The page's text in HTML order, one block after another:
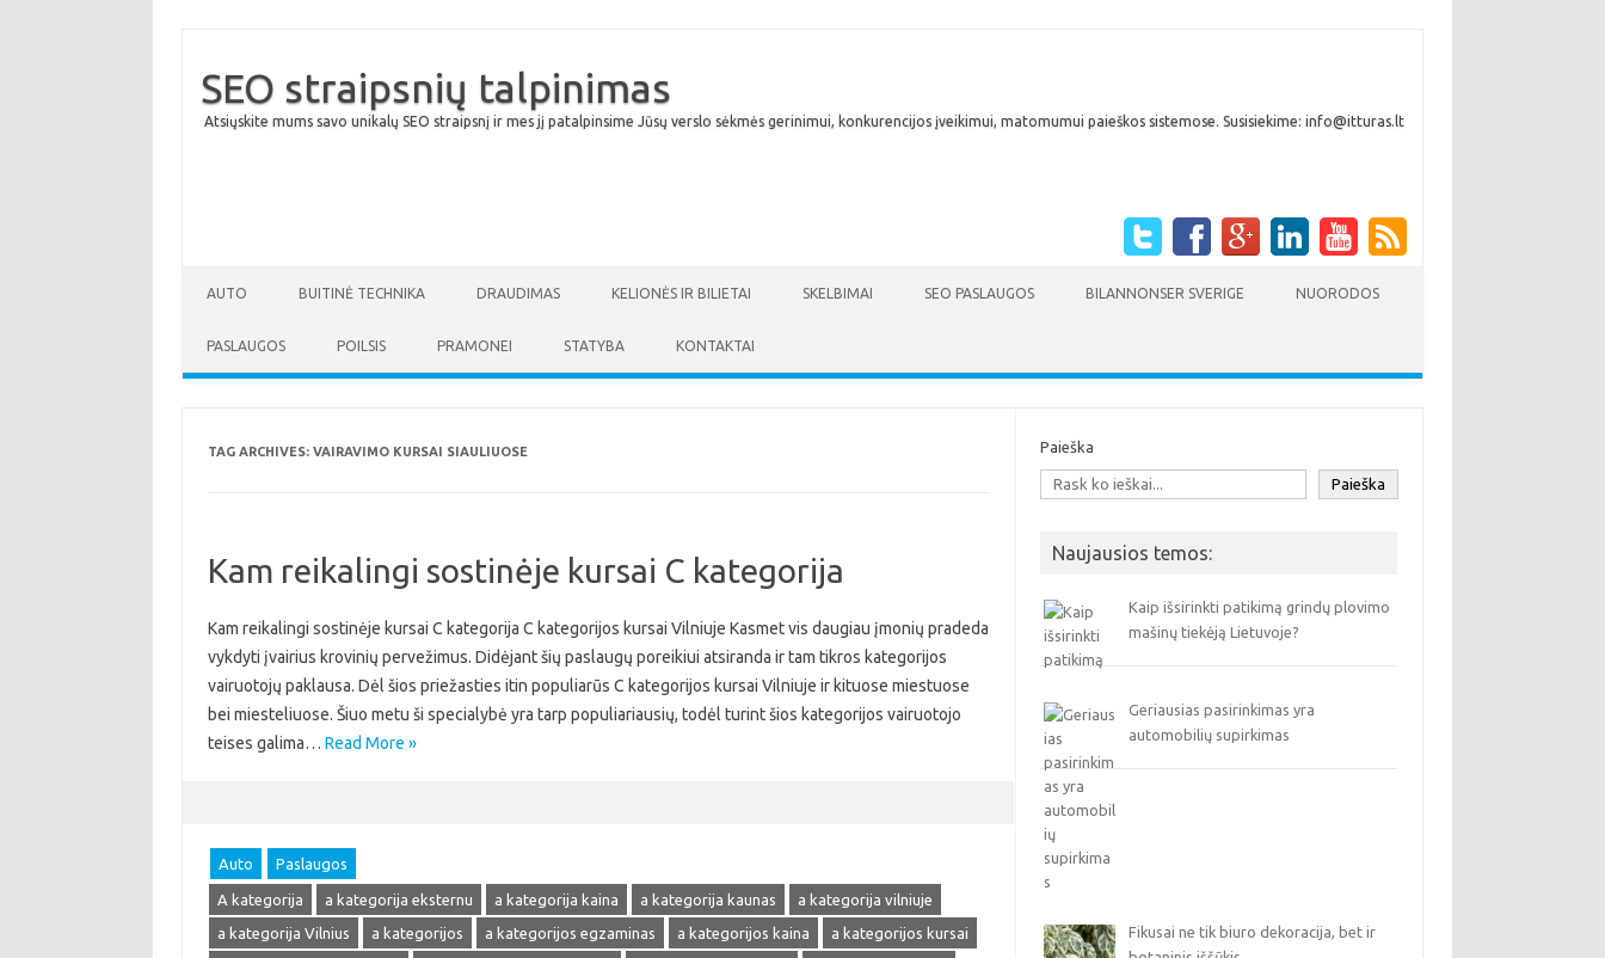
SEO straipsnių talpinimas
Atsiųskite mums savo unikalų SEO straipsnį ir mes jį patalpinsime Jūsų verslo sėkmės gerinimui, konkurencijos įveikimui, matomumui paieškos sistemose. Susisiekime: info@itturas.lt
AUTO BUITINĖ TECHNIKA DRAUDIMAS KELIONĖS IR BILIETAI SKELBIMAI SEO PASLAUGOS BILANNONSER SVERIGE NUORODOS
PASLAUGOS POILSIS PRAMONEI STATYBA KONTAKTAI
TAG ARCHIVES: VAIRAVIMO KURSAI SIAULIUOSE
Kam reikalingi sostinėje kursai C kategorija
Kam reikalingi sostinėje kursai C kategorija C kategorijos kursai Vilniuje Kasmet vis daugiau įmonių pradeda
vykdyti įvairius krovinių pervežimus. Didėjant šių paslaugų poreikiui atsiranda ir tam tikros kategorijos
vairuotojų paklausa. Dėl šios priežasties itin populiarūs C kategorijos kursai Vilniuje ir kituose miestuose
bei miesteliuose. Šiuo metu ši specialybė yra tarp populiariausių, todėl turint šios kategorijos vairuotojo
teises galima… Read More »
Auto Paslaugos
A kategorija a kategorija eksternu a kategorija kaina a kategorija kaunas
a kategorija vilniuje
a kategorija Vilnius
a kategorijos a kategorijos egzaminas a kategorijos kaina
a kategorijos kursai
Paieška
Paieška
Naujausios temos:
Kaip išsirinkti patikimą grindų plovimo
mašinų tiekėją Lietuvoje?
Geriausias pasirinkimas yra
automobilių supirkimas
Fikusai ne tik biuro dekoracija, bet ir